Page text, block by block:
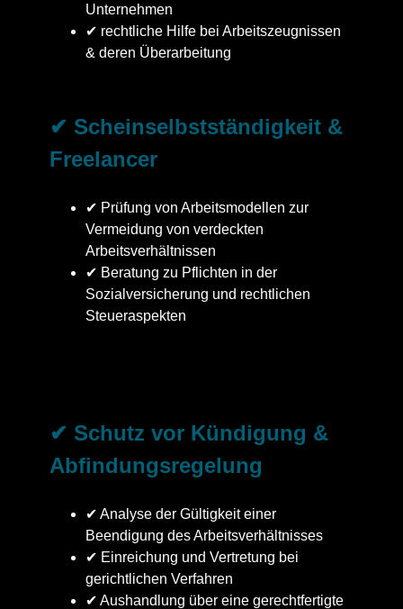
Unternehmen
✔ rechtliche Hilfe bei Arbeitszeugnissen
& deren Überarbeitung
✔ Scheinselbstständigkeit &
Freelancer
✔ Prüfung von Arbeitsmodellen zur
Vermeidung von verdeckten
Arbeitsverhältnissen
✔ Beratung zu Pflichten in der
Sozialversicherung und rechtlichen
Steueraspekten
✔ Schutz vor Kündigung &
Abfindungsregelung
✔ Analyse der Gültigkeit einer
Beendigung des Arbeitsverhältnisses
✔ Einreichung und Vertretung bei
gerichtlichen Verfahren
✔ Aushandlung über eine gerechtfertigte